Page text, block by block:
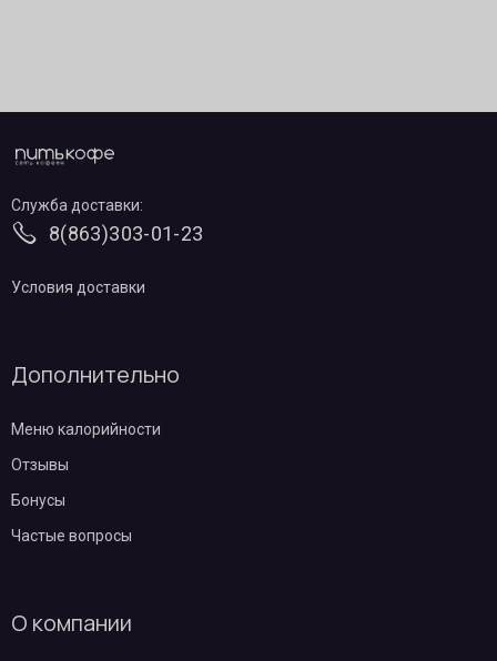
Служба доставки:
8(863)303-01-23
Условия доставки
Дополнительно
Меню калорийности
Отзывы
Бонусы
Частые вопросы
О компании